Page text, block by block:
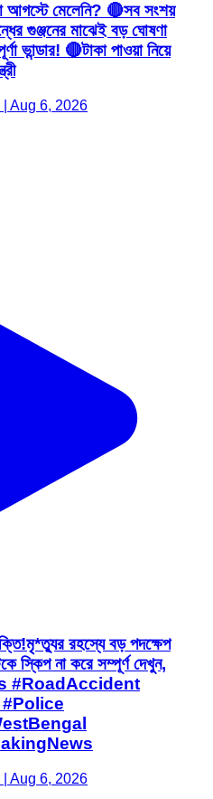
আগস্টে মেলেনি? 🔴সব সংশয়
গুঞ্জনের মাঝেই বড় ঘোষণা
ভান্ডার! 🔴টাকা পাওয়া নিয়ে
Aug 6, 2026
রহস্যে বড় পদক্ষেপ
স্কিপ না করে সম্পূর্ণ দেখুন,
#RoadAccident
Aug 6, 2026